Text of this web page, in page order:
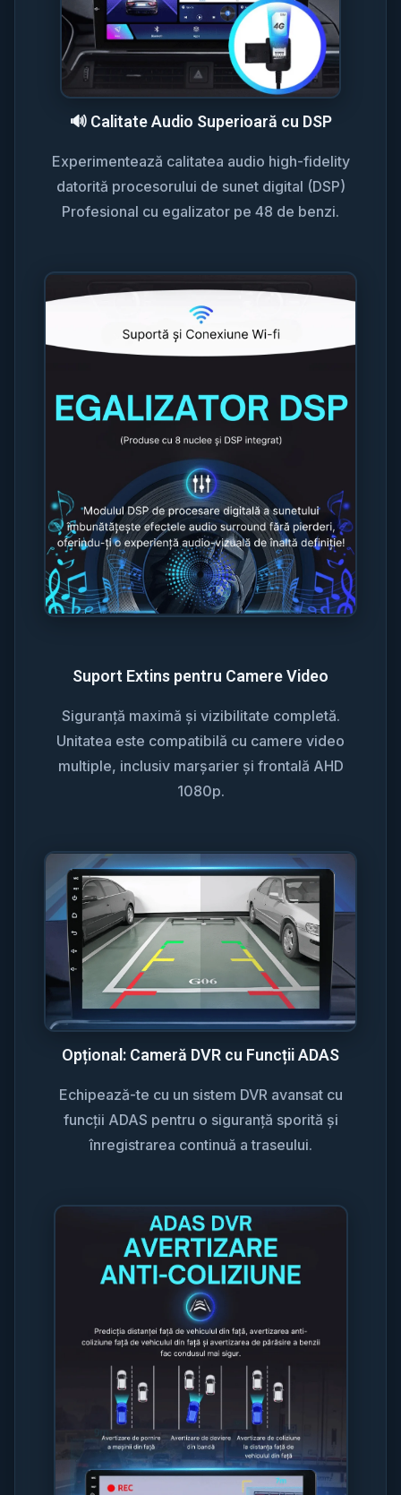
🔊 Calitate Audio Superioară cu DSP
Experimentează calitatea audio high-fidelity
datorită procesorului de sunet digital (DSP)
Profesional cu egalizator pe 48 de benzi.
Suport Extins pentru Camere Video
Siguranță maximă și vizibilitate completă.
Unitatea este compatibilă cu camere video
multiple, inclusiv marșarier și frontală AHD
1080p.
Opțional: Cameră DVR cu Funcții ADAS
Echipează-te cu un sistem DVR avansat cu
funcții ADAS pentru o siguranță sporită și
înregistrarea continuă a traseului.